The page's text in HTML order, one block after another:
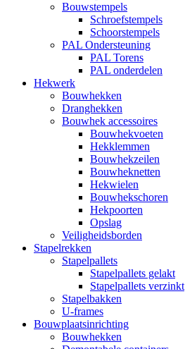
Bouwstempels
Schroefstempels
Schoorstempels
PAL Ondersteuning
PAL Torens
PAL onderdelen
Hekwerk
Bouwhekken
Dranghekken
Bouwhek accessoires
Bouwhekvoeten
Hekklemmen
Bouwhekzeilen
Bouwheknetten
Hekwielen
Bouwhekschoren
Hekpoorten
Opslag
Veiligheidsborden
Stapelrekken
Stapelpallets
Stapelpallets gelakt
Stapelpallets verzinkt
Stapelbakken
U-frames
Bouwplaatsinrichting
Bouwhekken